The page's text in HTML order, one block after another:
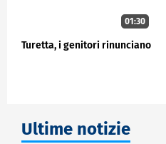
01:30
Turetta, i genitori rinunciano
Ultime notizie